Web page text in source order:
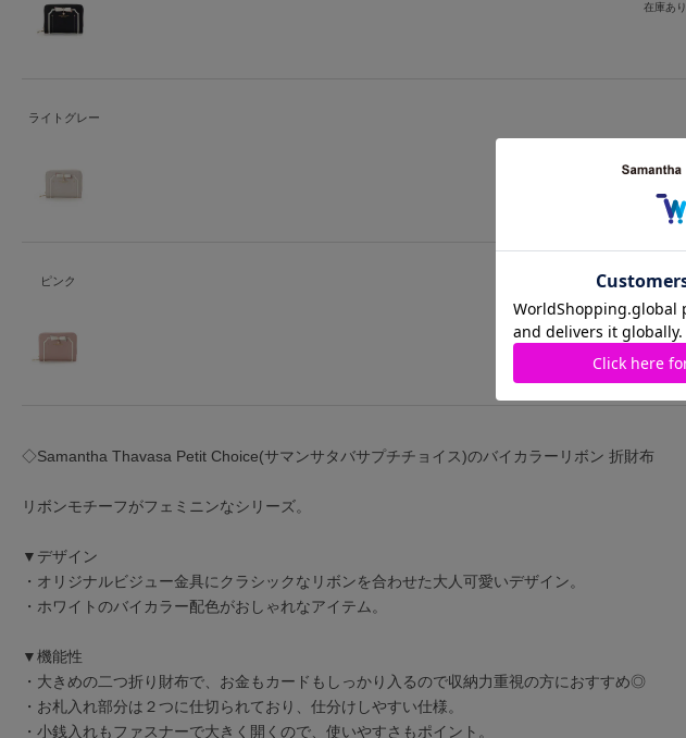
在庫あり
ライトグレー
在庫あり
ピンク
FREE
在庫あり
◇Samantha Thavasa Petit Choice(サマンサタバサプチチョイス)のバイカラーリボン 折財布
リボンモチーフがフェミニンなシリーズ。
▼デザイン
・オリジナルビジュー金具にクラシックなリボンを合わせた大人可愛いデザイン。
・ホワイトのバイカラー配色がおしゃれなアイテム。
▼機能性
・大きめの二つ折り財布で、お金もカードもしっかり入るので収納力重視の方におすすめ◎
・お札入れ部分は２つに仕切られており、仕分けしやすい仕様。
・小銭入れもファスナーで大きく開くので、使いやすさもポイント。